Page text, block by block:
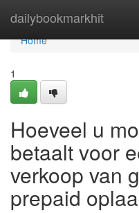
dailybookmarkhit
Home
Home
1
Hoeveel u
betaalt voor
verkoop van
prepaid